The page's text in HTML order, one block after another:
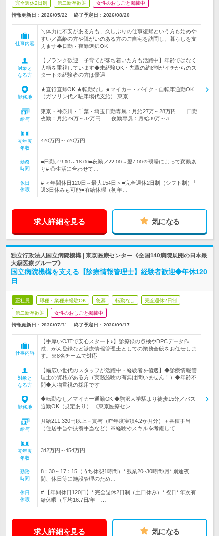
完全週休2日制 第二新卒歓迎 女性のおしごと掲載中
情報更新日：2026/05/22 終了予定日： 2026/08/20
仕事内容
＼体力に不安がある方も、久しぶりの仕事復帰という方も始めや
すい／高齢の方や障がいのある方のご自宅を訪問し、暮らしを支
えます◆日勤・夜勤選択OK
対象と
なる方
【ブランク歓迎｜子育てが落ち着いた方も活躍中】年齢ではなく
人柄を重視しています◆未経験OK・先輩の約8割がイチからのス
タート※経験者の方は優遇
勤務地
★直行直帰OK ★転勤なし ★マイカー・バイク・自転車通勤OK
（ガソリン代／駐車場代支給） 東京…
給与
東京・神奈川・千葉・埼玉日勤専属：月給27万～28万円 日勤
夜勤：月給29万～32万円 夜勤専属：月給30万～3…
初年度
年収
420万円～520万円
勤務
時間
■日勤／9:00～18:00■夜勤／22:00～翌7:00※現場によって変動あ
り# ◎生活に合わせて…
休日
休暇
# ＜年間休日120日～最大154日＞■完全週休2日制（シフト制）└
週3日休みも可能■有給休暇（初年…
求人詳細を見る 気になる
独立行政法人国立病院機構 | 東京医療センター《全国140病院展開の日本最
大級医療グループ》
国立病院機構を支える【診療情報管理士】経験者歓迎◆年休120
日
正社員 職種・業種未経験OK 急募 転勤なし 完全週休2日制
第二新卒歓迎 女性のおしごと掲載中
情報更新日：2026/07/31 終了予定日： 2026/09/17
仕事内容
【手厚いOJTで安心スタート♪】診療録の点検やDPCデータ作
成、がん登録など診療情報管理士としての業務全般をお任せしま
す。※8名チームで対応
対象と
なる方
【幅広い世代のスタッフが活躍中・経験者を優遇】◆診療情報管
理士の資格がある方（実務経験の有無は問いません！）◆年齢不
問◆人物重視の採用です
勤務地
◆転勤なし／マイカー通勤OK ◆駒沢大学駅より徒歩15分／バス
通勤OK（規定あり） 《東京医療セン…
給与
月給211,320円以上＋賞与（昨年度実績4.2か月分）＋各種手当
（住居手当や扶養手当など）※経験やスキルを考慮して…
初年度
年収
342万円～454万円
勤務
時間
8：30～17：15（うち休憩1時間）* 残業20~30時間/月* 別途夜
間、休日等に施設管理のため…
休日
休暇
# 【年間休日120日】* 完全週休2日制（土日休み）* 祝日* 年次有
給休暇（平均16.7日/年 …
求人詳細を見る 気になる